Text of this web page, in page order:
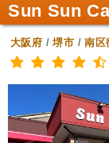
Sun Sun
大阪府 /堺市 /南区